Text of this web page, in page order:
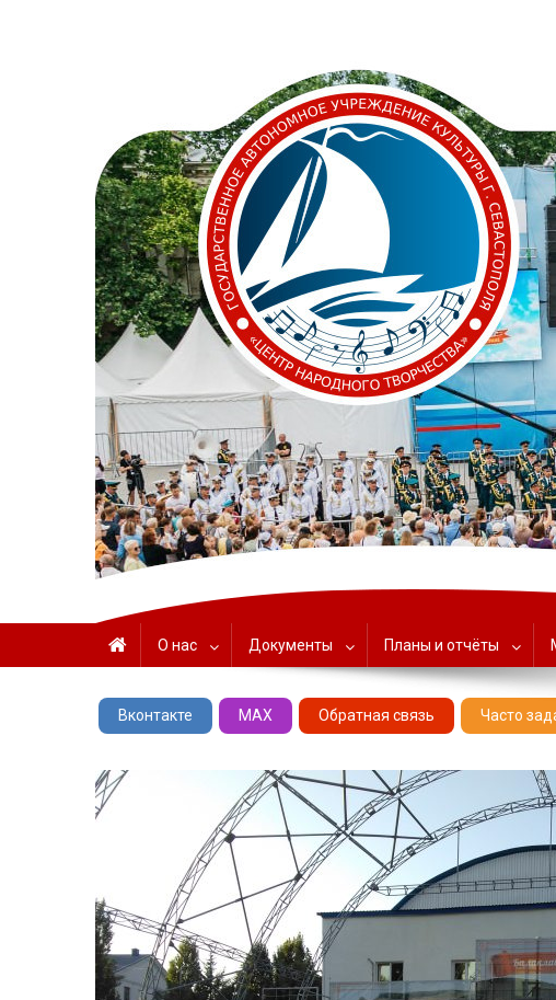
ГАУК «ЦНТ» –
О нас Документы Планы и отчёты
Вконтакте MAX Обратная связь Часто